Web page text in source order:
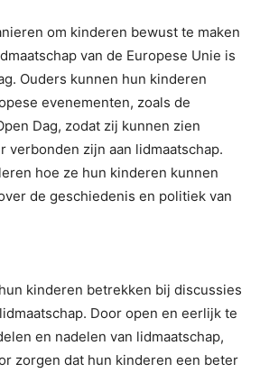
om kinderen bewust te maken
van de Europese Unie is
Ouders kunnen hun kinderen
evenementen, zoals de
Dag, zodat zij kunnen zien
verbonden zijn aan lidmaatschap.
hoe ze hun kinderen kunnen
de geschiedenis en politiek van
kinderen betrekken bij discussies
Door open en eerlijk te
en nadelen van lidmaatschap,
zorgen dat hun kinderen een beter